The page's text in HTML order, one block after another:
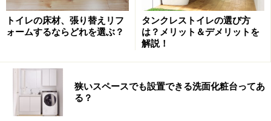
顔に影ができにくいツインラインLED照明が搭載するな
ど、お化粧スペースとしての使い勝手にも配慮、また、
子どもでも扱いやすく、水の止め忘れを防ぐタッチレス
水栓（2015年2月下旬発売予定）も用意されています。
そのほか、水栓まわりには、濡れた小物を置くことがで
きるウェットエリアは、傾斜を設けることで掃除もしや
トイレの床材、張り替えリフ
ォームするならどれを選ぶ？
タンクレストイレの選び方
は？メリット＆デメリットを
解説！
狭いスペースでも設置できる洗面化粧台ってあ
る？